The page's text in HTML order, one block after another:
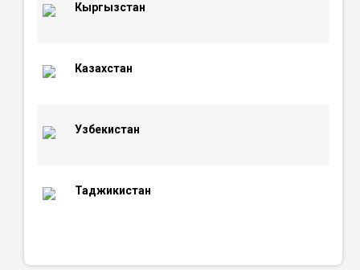
Кыргызстан
Казахстан
Узбекистан
Таджикистан